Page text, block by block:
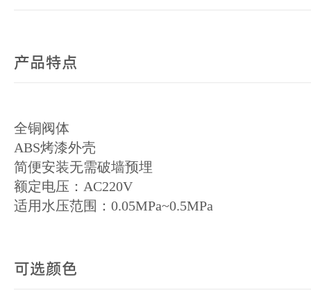
产品特点
全铜阀体
ABS烤漆外壳
简便安装无需破墙预埋
额定电压：AC220V
适用水压范围：0.05MPa~0.5MPa
可选颜色